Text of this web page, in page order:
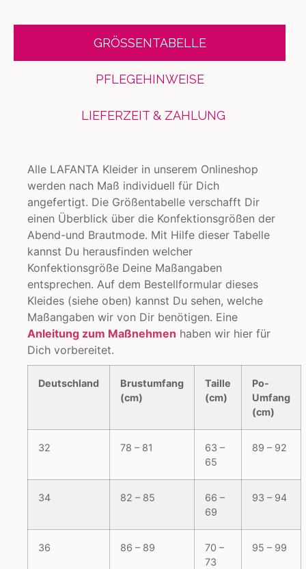
GRÖSSENTABELLE
PFLEGEHINWEISE
LIEFERZEIT & ZAHLUNG
Alle LAFANTA Kleider in unserem Onlineshop
werden nach Maß individuell für Dich
angefertigt. Die Größentabelle verschafft Dir
einen Überblick über die Konfektionsgrößen der
Abend-und Brautmode. Mit Hilfe dieser Tabelle
kannst Du herausfinden welcher
Konfektionsgröße Deine Maßangaben
entsprechen. Auf dem Bestellformular dieses
Kleides (siehe oben) kannst Du sehen, welche
Maßangaben wir von Dir benötigen. Eine
Anleitung zum Maßnehmen haben wir hier für
Dich vorbereitet.
Deutschland
Brustumfang
(cm)
Taille
(cm)
Po-
Umfang
(cm)
32 78 – 81
63 –
65
89 – 92
34 82 – 85
66 –
69
93 – 94
36 86 – 89
70 –
73
95 – 99